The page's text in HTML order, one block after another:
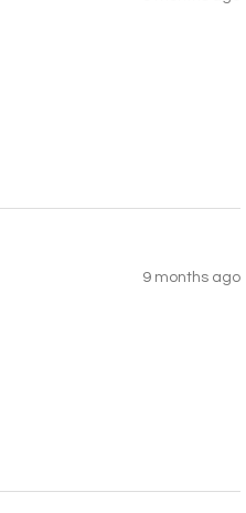
9 months ago